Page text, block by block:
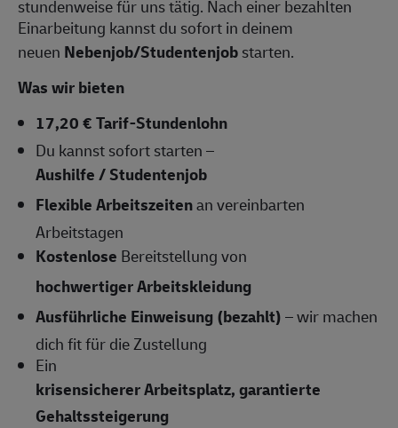
stundenweise für uns tätig. Nach einer bezahlten
Einarbeitung kannst du sofort in deinem
neuen Nebenjob/Studentenjobstarten.
Was wir bieten
17,20 € Tarif-Stundenlohn
Du kannst sofort starten –
Aushilfe / Studentenjob
Flexible Arbeitszeitenan vereinbarten
Arbeitstagen
Kostenlose Bereitstellung von
hochwertiger Arbeitskleidung
Ausführliche Einweisung (bezahlt)– wir machen
dich fit für die Zustellung
Ein
krisensicherer Arbeitsplatz, garantierte
Gehaltssteigerung